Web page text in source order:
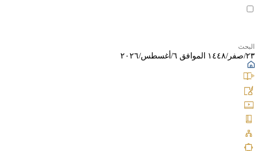
٢٣/صفر/١٤٤٨ الموافق ٦/أغسطس/٢٠٢٦